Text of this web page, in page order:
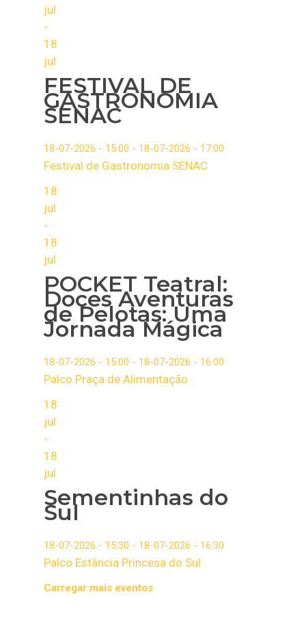
jul
-
18
jul
FESTIVAL DE
GASTRONOMIA
SENAC
18-07-2026 - 15:00 - 18-07-2026 - 17:00
Festival de Gastronomia SENAC
18
jul
-
18
jul
POCKET Teatral:
Doces Aventuras
de Pelotas: Uma
Jornada Mágica
18-07-2026 - 15:00 - 18-07-2026 - 16:00
Palco Praça de Alimentação
18
jul
-
18
jul
Sementinhas do
Sul
18-07-2026 - 15:30 - 18-07-2026 - 16:30
Palco Estância Princesa do Sul
Carregar mais eventos